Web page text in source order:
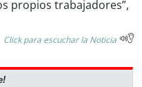
propios trabajadores”,
Click para escuchar la Noticia